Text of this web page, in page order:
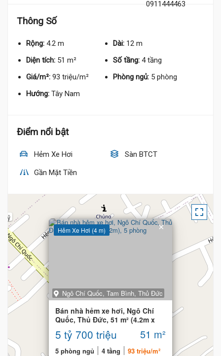
Thông Số
Rộng: 4.2 m Dài: 12 m
Diện tích: 51 m² Số tầng: 4 tầng
Giá/m²: 93 triệu/m² Phòng ngủ: 5 phòng
Hướng: Tây Nam
Điểm nổi bật
Hẻm Xe Hơi Sàn BTCT
Gần Mặt Tiền
5.9 Tỷ
Tỷ
Hẻm Xe Hơi (4 m)
Ngô Chí Quốc, Tam Bình, Thủ Đức
Bán nhà hẻm xe hơi, Ngô Chí
Quốc, Thủ Đức, 51 m² (4.2m x
12m), 5 phòng
5 tỷ 700 triệu 51 m²
5 phòng ngủ 4 tầng 93 triệu/m²
×